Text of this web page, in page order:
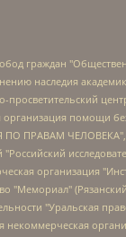
"ЖУРНАЛИСТ-ИНОСТРАННЫЙ АГЕНТ", Арапова Галина Юрьевна, Вольтская Татьяна Анатольевна, Американская компания "Mason G.E.S. Anonymous Foundation" (США), являющаяся владельцем интернет-издания https://mnews.world/, Компания "Stichting Bellingcat", зарегистрированная в Нидерландах (дата регистрации 11.07.2018), Захаров Андрей Вячеславович, Клепиковская Екатерина Дмитриевна, Общество с ограниченной ответственностью "МЕМО", Перл Роман Александрович, Симонов Евгений Алексеевич, Соловьева Елена Анатольевна, Сотников Даниил Владимирович, Сурначева Елизавета Дмитриевна, Автономная некоммерческая организация по защите прав человека и информированию населения "Якутия – Наше Мнение", Общество с ограниченной ответственностью "Москоу диджитал медиа", с 26.01.2023 Общество с ограниченной ответственностью "Чайка Белые сады", Ветошкина Валерия Валерьевна, Заговора Максим